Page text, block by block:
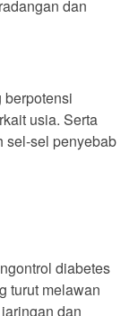
dan
berpotensi
usia. Serta
sel-sel penyebab
diabetes
turut melawan
dan